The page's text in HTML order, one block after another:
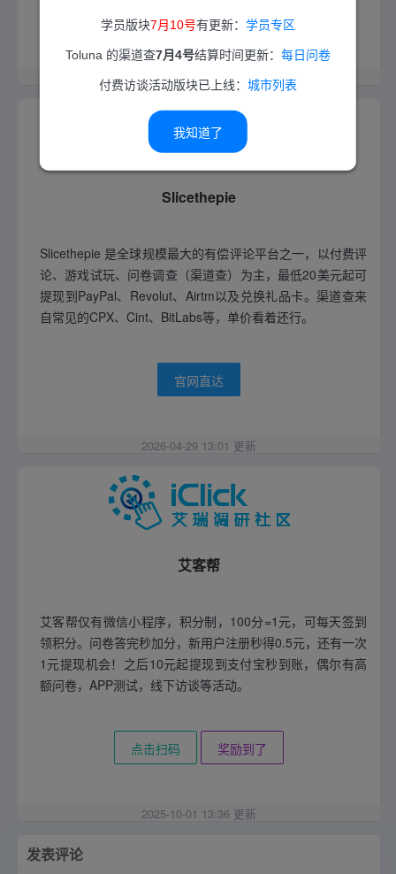
学员版块7月10号有更新： 学员专区
Toluna 的渠道查7月4号结算时间更新： 每日问卷
付费访谈活动版块已上线： 城市列表
我知道了
2025-10-01 13:41 更新
Slicethepie
Slicethepie 是全球规模最大的有偿评论平台之一，以付费评
论、游戏试玩、问卷调查（渠道查）为主，最低20美元起可
提现到PayPal、Revolut、Airtm以及兑换礼品卡。渠道查来
自常见的CPX、Cint、BitLabs等，单价看着还行。
官网直达
2026-04-29 13:01 更新
艾客帮
艾客帮仅有微信小程序，积分制，100分=1元，可每天签到
领积分。问卷答完秒加分，新用户注册秒得0.5元，还有一次
1元提现机会！之后10元起提现到支付宝秒到账，偶尔有高
额问卷，APP测试，线下访谈等活动。
点击扫码 奖励到了
2025-10-01 13:36 更新
发表评论